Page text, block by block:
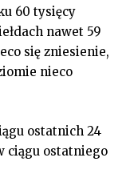
60 tysięcy
nawet 59
się zniesienie,
nieco
ostatnich 24
ciągu ostatniego